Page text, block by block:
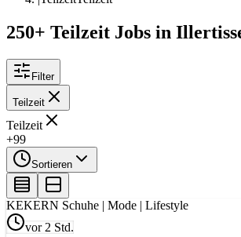
250+ Teilzeit Jobs in
Filter
Teilzeit
Teilzeit
+99
Sortieren
KEKERN Schuhe | Mode | Lifestyle
vor 2 Std.